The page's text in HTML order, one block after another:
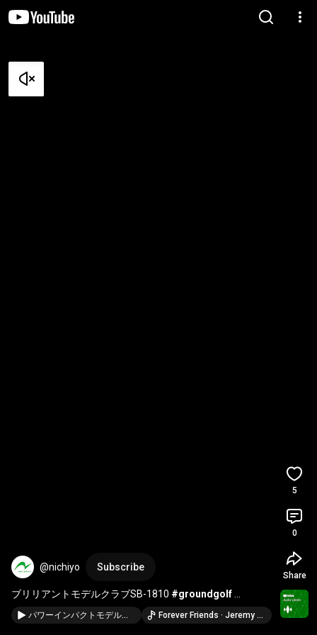
@nichiyo Subscribe
ブリリアントモデルクラブSB-1810 #groundgolf
#nichiyo＃グラウンドゴルフ ＃クラブ ＃ニチヨー
パワーインパクトモデルクラブSC-2420X #groundgolf #nichiyo ＃グラウンドゴルフ ＃クラブ ＃ニチヨー Forever Friends · Jeremy Korpas
5
0
Share